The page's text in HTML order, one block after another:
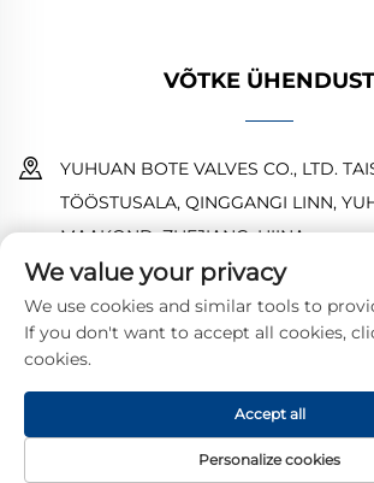
VÕTKE ÜHENDUST
YUHUAN BOTE VALVES CO., LTD.
TÖÖSTUSALA, QINGGANGI LINN,
MAAKOND, ZHEJIANG, HIINA
18968473237
[email protected]
Autoriõigus © 2025 YUHUAN BOTE VALVES
Privaatsuspoliitika
We value your privacy
We use cookies and similar tools to
If you don't want to accept all cookies,
cookies.
Personalize cookies
Accept all